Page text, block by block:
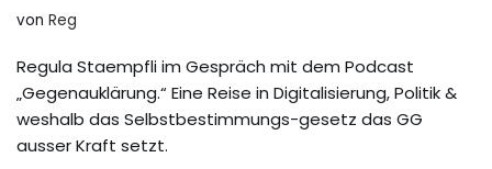
von Reg
Regula Staempfli im Gespräch mit dem Podcast
„Gegenauklärung.“ Eine Reise in Digitalisierung, Politik &
weshalb das Selbstbestimmungs-gesetz das GG
ausser Kraft setzt.